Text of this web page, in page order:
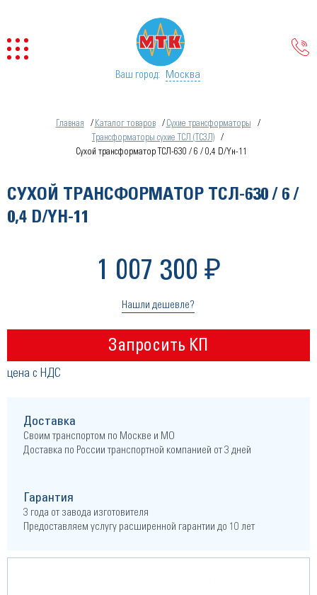
Ваш город: Москва
Главная Каталог товаров
Сухие трансформаторы
Трансформаторы сухие ТСЛ (ТСЗЛ)
Сухой трансформатор ТСЛ-630 / 6 / 0,4 D/Yн-11
СУХОЙ ТРАНСФОРМАТОР ТСЛ-630 / 6 /
0,4 D/YН-11
1 007 300 ₽
Нашли дешевле?
Запросить КП
цена с НДС
Доставка
Своим транспортом по Москве и МО
Доставка по России транспортной компанией от 3 дней
Гарантия
3 года от завода изготовителя
Предоставляем услугу расширенной гарантии до 10 лет